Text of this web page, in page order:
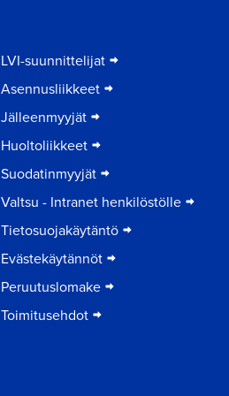
LVI-suunnittelijat
Asennusliikkeet
Jälleenmyyjät
Huoltoliikkeet
Suodatinmyyjät
Valtsu - Intranet henkilöstölle
Tietosuojakäytäntö
Evästekäytännöt
Peruutuslomake
Toimitusehdot